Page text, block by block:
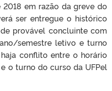
em razão da greve do
ser entregue o histórico
provável concluinte com
semestre letivo e turno
conflito entre o horário
o turno do curso da UFPel